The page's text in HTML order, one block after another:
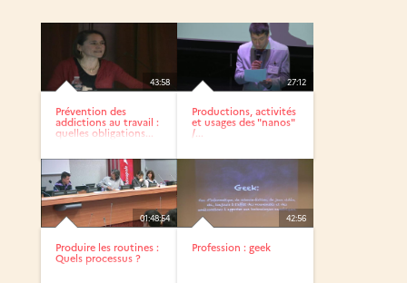
43:58
Prévention des
addictions au travail :
quelles obligations...
27:12
Productions, activités
et usages des "nanos"
/...
01:48:54
Produire les routines :
Quels processus ?
42:56
Profession : geek